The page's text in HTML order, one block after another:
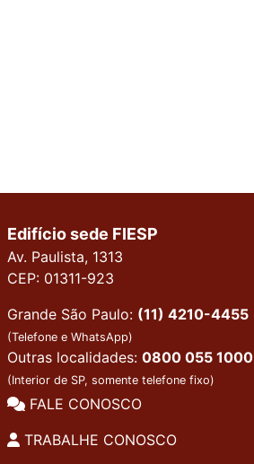
Edifício sede FIESP
Av. Paulista, 1313
CEP: 01311-923
Grande São Paulo: (11) 4210-4455
(Telefone e WhatsApp)
Outras localidades: 0800 055 1000
(Interior de SP, somente telefone fixo)
FALE CONOSCO
TRABALHE CONOSCO